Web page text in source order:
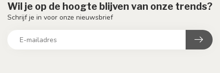
Wil je op de hoogte blijven van onze trends?
Schrijf je in voor onze nieuwsbrief